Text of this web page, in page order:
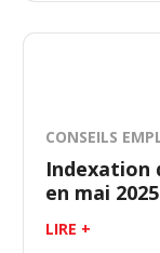
CONSEILS
Indexation
en mai
LIRE +